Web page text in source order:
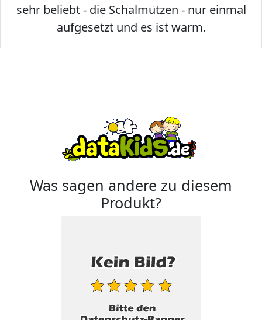
sehr beliebt - die Schalmützen - nur einmal
aufgesetzt und es ist warm.
Was sagen andere zu diesem
Produkt?